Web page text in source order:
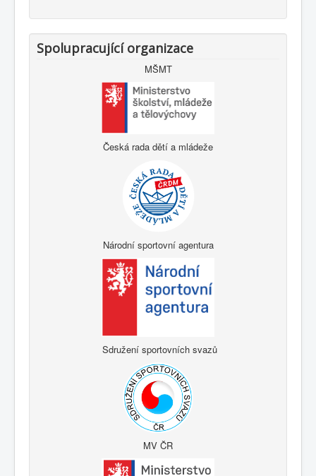
Spolupracující organizace
MŠMT
Česká rada dětí a mládeže
Národní sportovní agentura
Sdružení sportovních svazů
MV ČR